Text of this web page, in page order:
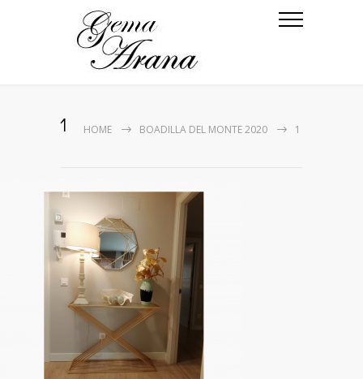
1 HOME BOADILLA DEL MONTE 2020 1